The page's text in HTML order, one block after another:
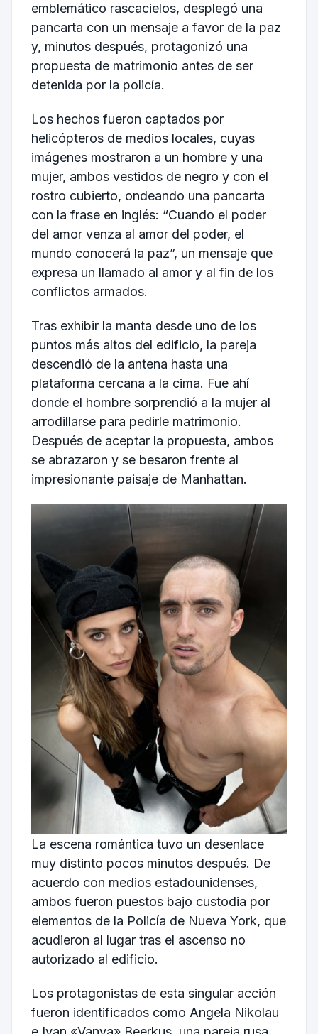
emblemático rascacielos, desplegó una
pancarta con un mensaje a favor de la paz
y, minutos después, protagonizó una
propuesta de matrimonio antes de ser
detenida por la policía.
Los hechos fueron captados por
helicópteros de medios locales, cuyas
imágenes mostraron a un hombre y una
mujer, ambos vestidos de negro y con el
rostro cubierto, ondeando una pancarta
con la frase en inglés: “Cuando el poder
del amor venza al amor del poder, el
mundo conocerá la paz”, un mensaje que
expresa un llamado al amor y al fin de los
conflictos armados.
Tras exhibir la manta desde uno de los
puntos más altos del edificio, la pareja
descendió de la antena hasta una
plataforma cercana a la cima. Fue ahí
donde el hombre sorprendió a la mujer al
arrodillarse para pedirle matrimonio.
Después de aceptar la propuesta, ambos
se abrazaron y se besaron frente al
impresionante paisaje de Manhattan.
La escena romántica tuvo un desenlace
muy distinto pocos minutos después. De
acuerdo con medios estadounidenses,
ambos fueron puestos bajo custodia por
elementos de la Policía de Nueva York, que
acudieron al lugar tras el ascenso no
autorizado al edificio.
Los protagonistas de esta singular acción
fueron identificados como Angela Nikolau